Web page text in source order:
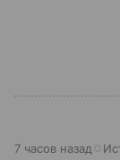
7 часов назад